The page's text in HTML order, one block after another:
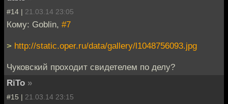
#14 | 21.03.14 23:05
Кому: Goblin, #7
> http://static.oper.ru/data/gallery/l1048756093.jpg
Чуковский проходит свидетелем по делу?
RiTo »
#15 | 21.03.14 23:15